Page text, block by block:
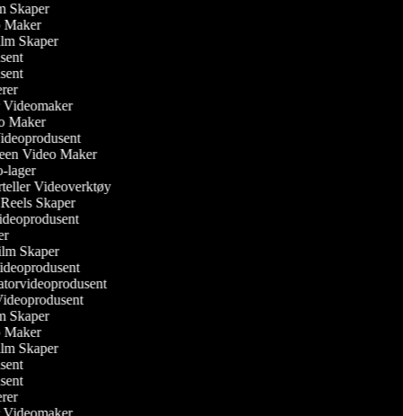
Skaper
Maker
Skaper
Videomaker
Maker
Video Maker
lager
Videoverktøy
Reels Skaper
Skaper
Skaper
Maker
Skaper